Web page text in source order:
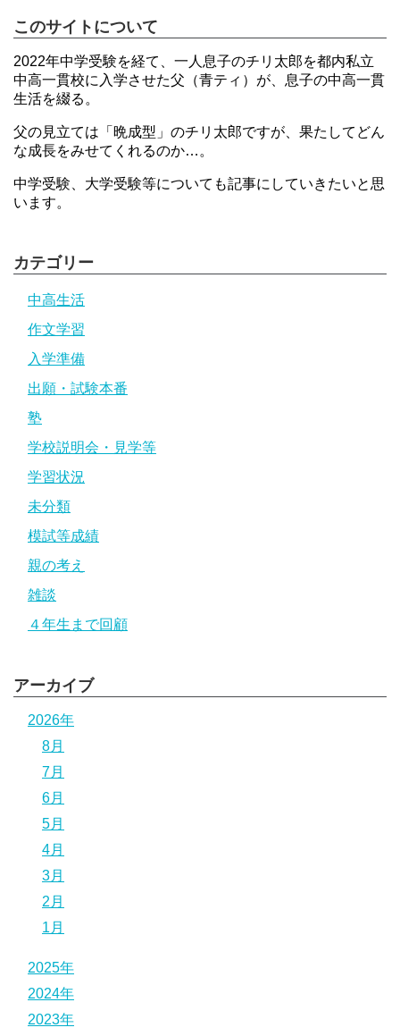
このサイトについて
2022年中学受験を経て、一人息子のチリ太郎を都内私立
中高一貫校に入学させた父（青ティ）が、息子の中高一貫
生活を綴る。
父の見立ては「晩成型」のチリ太郎ですが、果たしてどん
な成長をみせてくれるのか…。
中学受験、大学受験等についても記事にしていきたいと思
います。
カテゴリー
中高生活
作文学習
入学準備
出願・試験本番
塾
学校説明会・見学等
学習状況
未分類
模試等成績
親の考え
雑談
４年生まで回顧
アーカイブ
2026年
8月
7月
6月
5月
4月
3月
2月
1月
2025年
2024年
2023年